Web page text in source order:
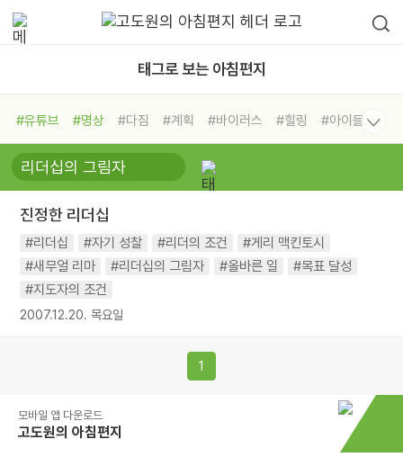
태그로 보는 아침편지
#유튜브 #명상 #다짐 #계획 #바이러스 #힐링
#아이들
#비전캠프
#독서캠프 #삶
#희망
#나눔 #친구 #링컨학교
#독서
#건강 #면역력
진정한 리더십
#리더십 #자기 성찰 #리더의 조건
#게리 맥킨토시
#새무얼 리마
#리더십의 그림자 #올바른 일
#목표 달성
#지도자의 조건
2007.12.20. 목요일
1
모바일 앱 다운로드
고도원의 아침편지